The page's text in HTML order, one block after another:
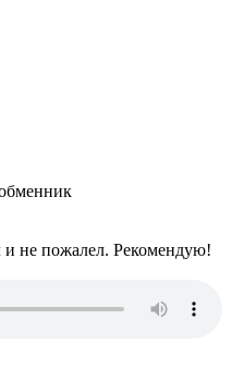
не пожалел. Рекомендую!